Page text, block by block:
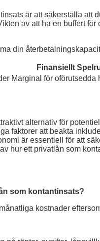
är att säkerställa
av att ha en buffert
din
Finansiellt
Marginal för oförutsedda
alternativ för
faktorer att beakta
är essentiell för att
hur ett privatlån som
som kontantinsats?
kostnader